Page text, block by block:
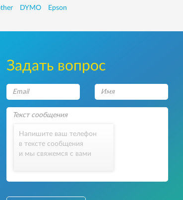
DYMO Epson
Задать вопрос
Напишите ваш телефон
в тексте сообщения
и мы свяжемся с вами